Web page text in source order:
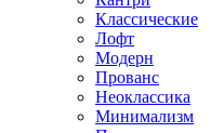
Классические
Лофт
Модерн
Прованс
Неоклассика
Минимализм